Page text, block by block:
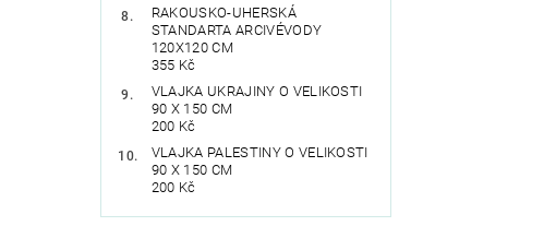
RAKOUSKO-UHERSKÁ
STANDARTA ARCIVÉVODY
120X120 CM
355 Kč
VLAJKA UKRAJINY O VELIKOSTI
90 X 150 CM
200 Kč
VLAJKA PALESTINY O VELIKOSTI
90 X 150 CM
200 Kč